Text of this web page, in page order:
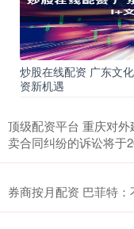
炒股在线配资 广东文
资新机遇
顶级配资平台 重庆对
卖合同纠纷的诉讼将于
券商按月配资 巴菲特